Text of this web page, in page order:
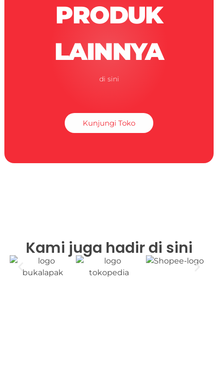
PRODUK
LAINNYA
di sini
Kunjungi Toko
Kami juga hadir di sini